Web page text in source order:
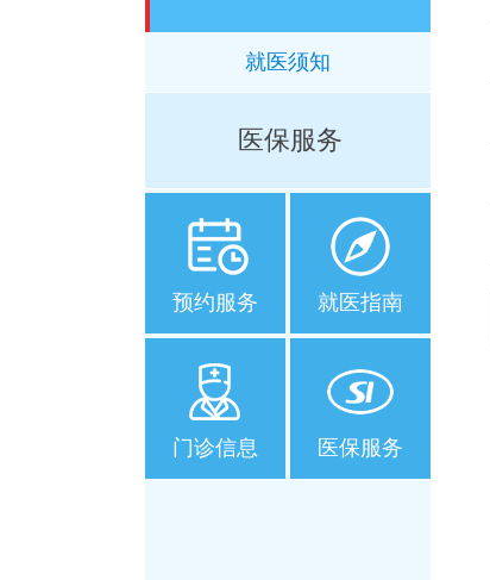
就医须知
医保服务
预约服务 就医指南
门诊信息 医保服务